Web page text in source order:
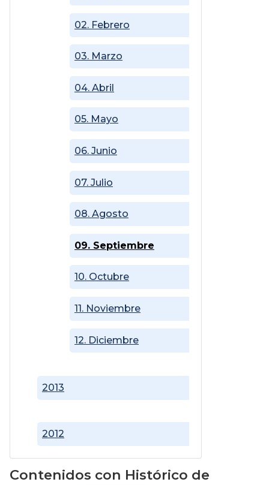
2012
2013
02. Febrero
03. Marzo
04. Abril
05. Mayo
06. Junio
07. Julio
08. Agosto
09. Septiembre
10. Octubre
11. Noviembre
12. Diciembre
Contenidos con Histórico de